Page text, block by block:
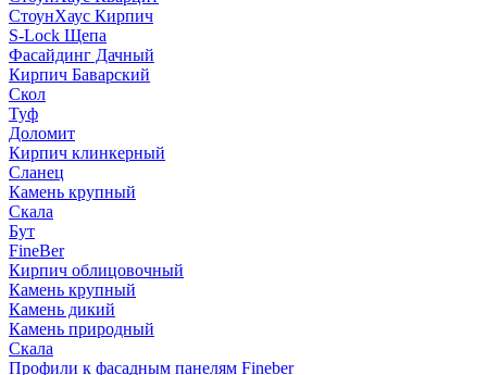
СтоунХаус Кирпич
S-Lock Щепа
Фасайдинг Дачный
Кирпич Баварский
Скол
Туф
Доломит
Кирпич клинкерный
Сланец
Камень крупный
Скала
Бут
FineBer
Кирпич облицовочный
Камень крупный
Камень дикий
Камень природный
Скала
Профили к фасадным панелям Fineber